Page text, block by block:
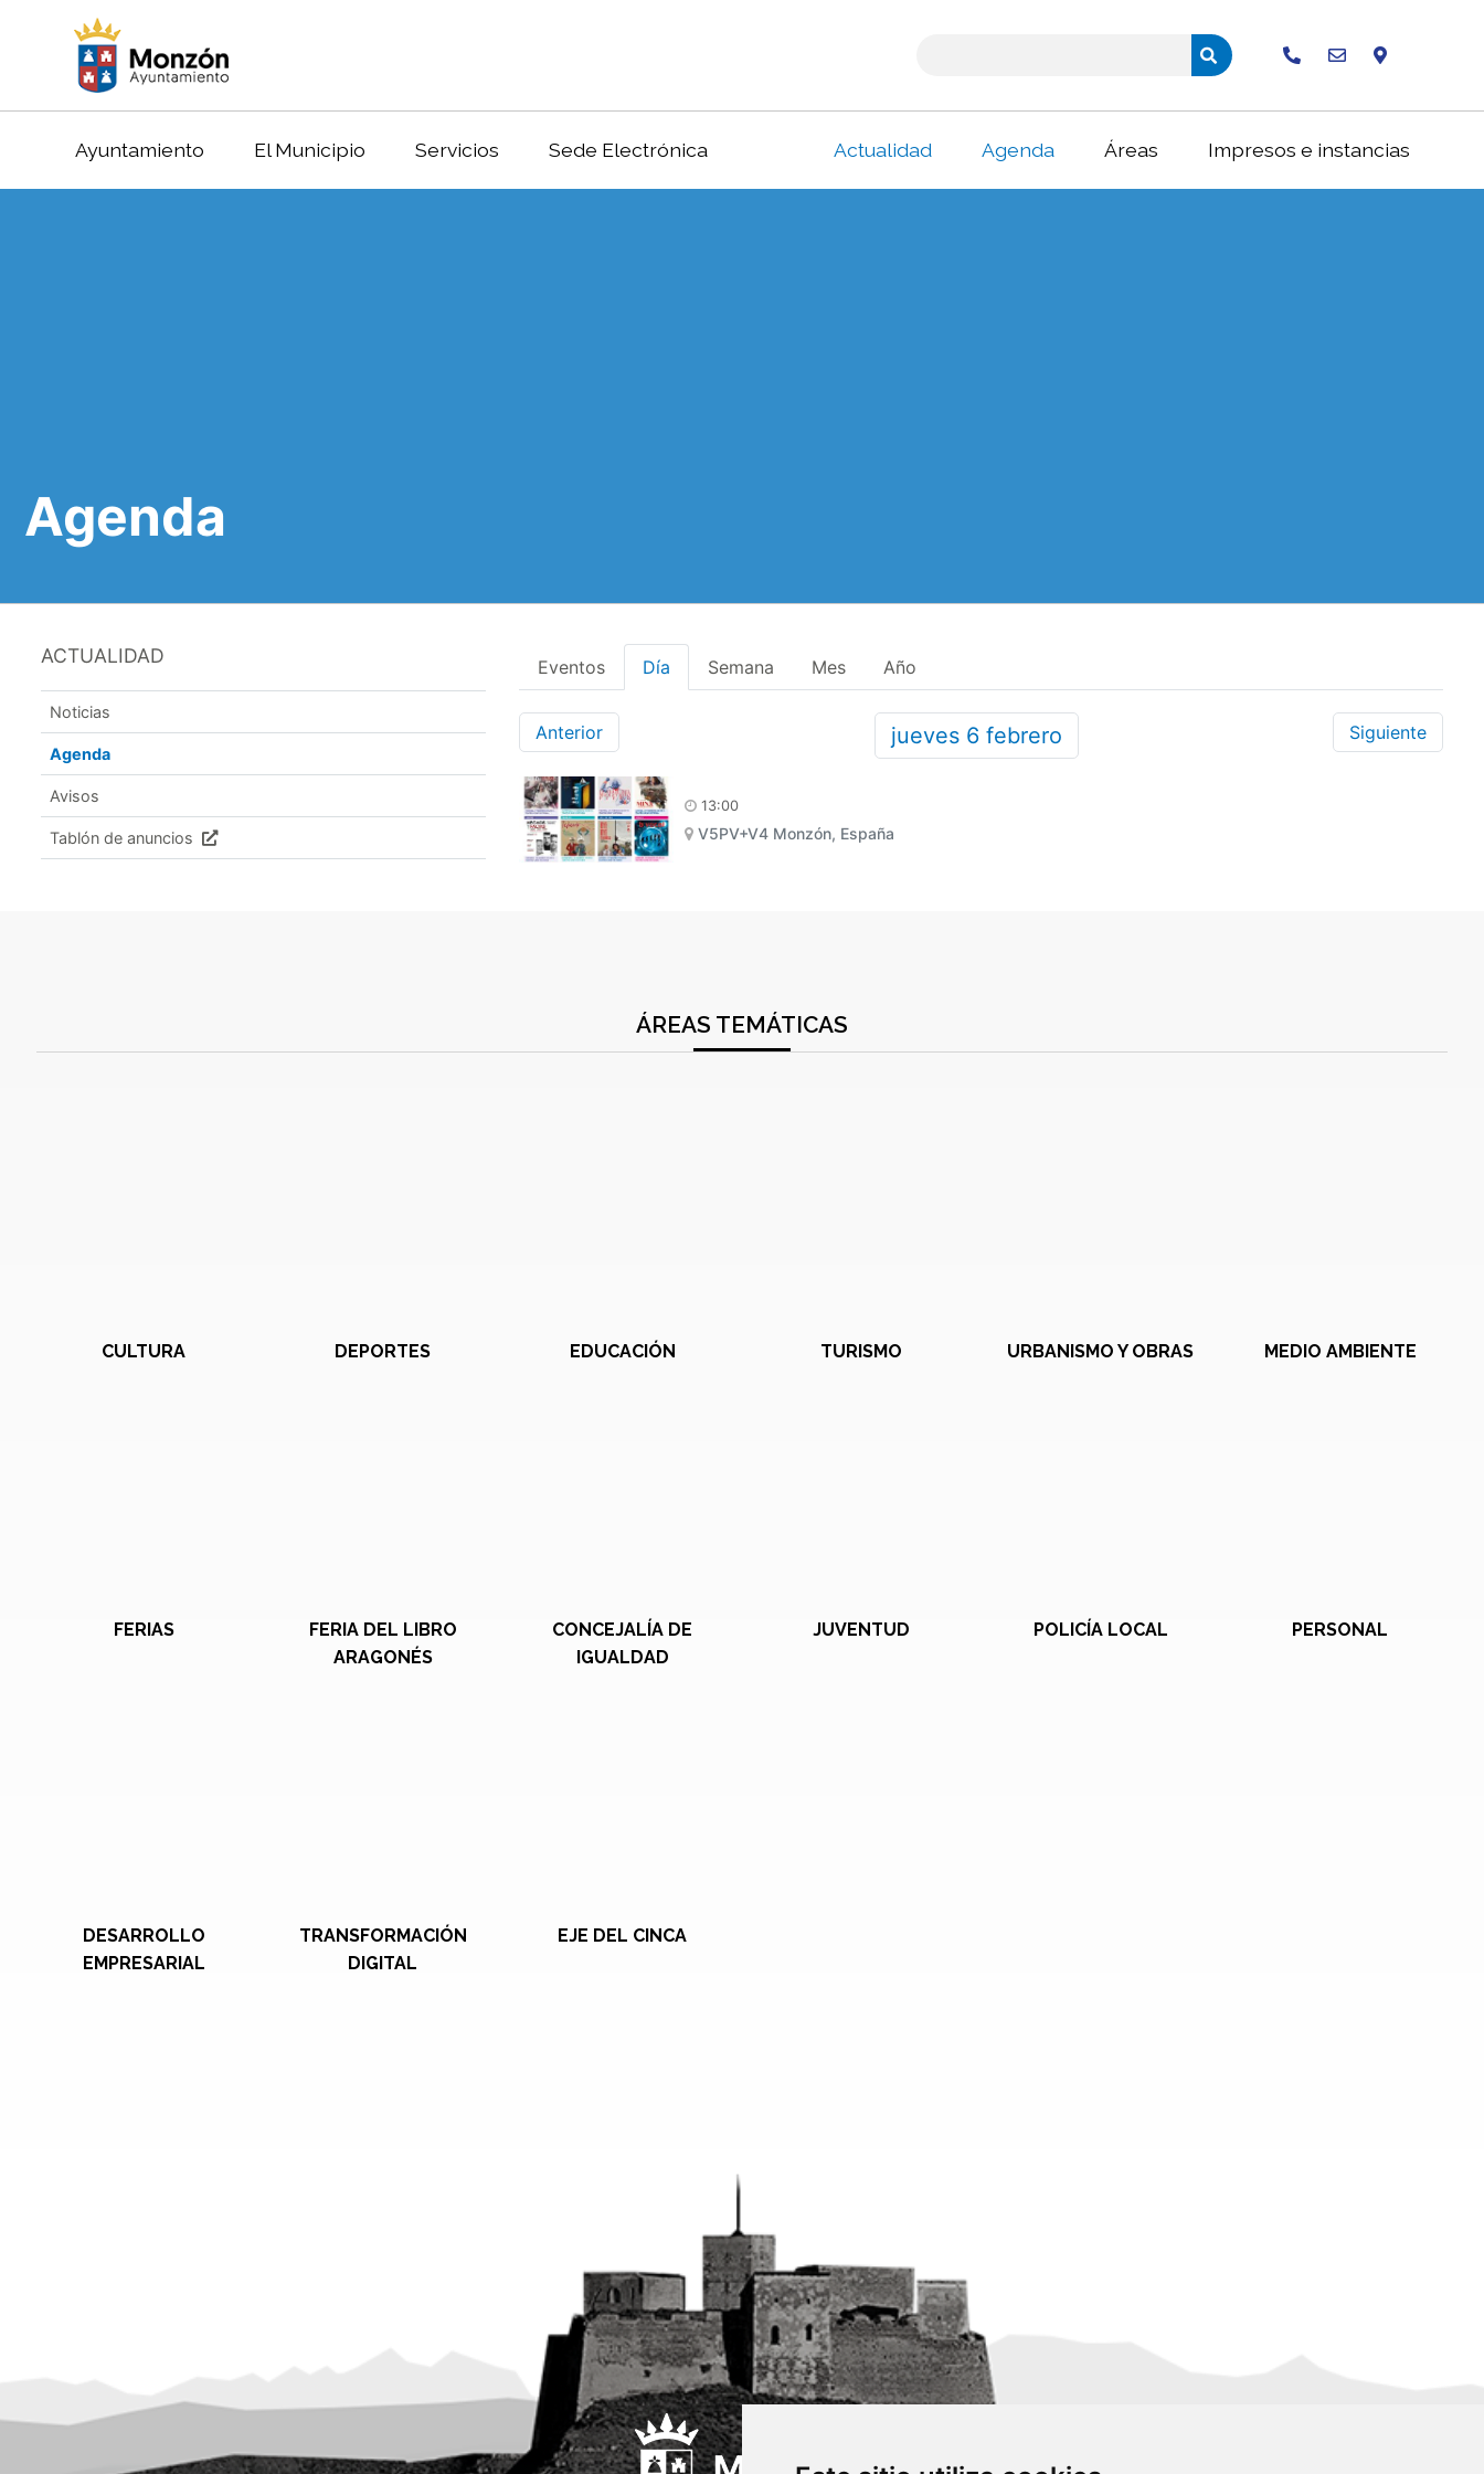
Ayuntamiento El Municipio Servicios Sede Electrónica Actualidad Agenda Áreas Impresos e instancias
Agenda
ACTUALIDAD
Noticias
Agenda
Avisos
Tablón de anuncios
Eventos Día Semana Mes Año
Anterior jueves 6 febrero Siguiente
13:00
V5PV+V4 Monzón, España
ÁREAS TEMÁTICAS
CULTURA DEPORTES EDUCACIÓN TURISMO URBANISMO Y OBRAS MEDIO AMBIENTE
FERIAS
FERIA DEL LIBRO
ARAGONÉS
CONCEJALÍA DE
IGUALDAD
JUVENTUD POLICÍA LOCAL PERSONAL
DESARROLLO
EMPRESARIAL
TRANSFORMACIÓN
DIGITAL
EJE DEL CINCA